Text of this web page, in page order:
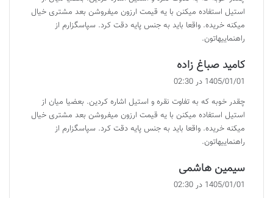
استیل استفاده میکنن با یه قیمت ارزون میفروشن بعد مشتری خیال
میکنه خریده. واقعا باید به جنس پایه دقت کرد. سپاسگزارم از
راهنماییهاتون.
کامید صباغ زاده
ف
:
1405/01/01 در 02:30
چقدر خوبه که به تفاوت نقره و استیل اشاره کردین. بعضیا میان از
استیل استفاده میکنن با یه قیمت ارزون میفروشن بعد مشتری خیال
میکنه خریده. واقعا باید به جنس پایه دقت کرد. سپاسگزارم از
راهنماییهاتون.
سیمین هاشمی
ف
1405/01/01 در 02:30